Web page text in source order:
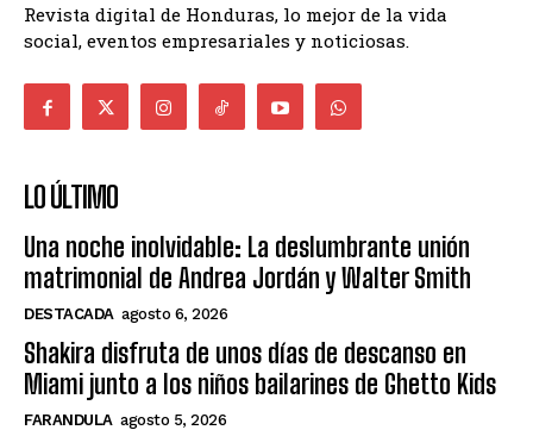
Revista digital de Honduras, lo mejor de la vida
social, eventos empresariales y noticiosas.
LO ÚLTIMO
Una noche inolvidable: La deslumbrante unión
matrimonial de Andrea Jordán y Walter Smith
DESTACADA agosto 6, 2026
Shakira disfruta de unos días de descanso en
Miami junto a los niños bailarines de Ghetto Kids
FARANDULA agosto 5, 2026